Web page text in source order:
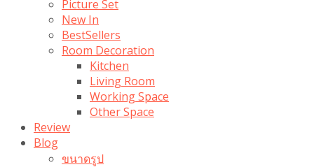
Picture Set
New In
BestSellers
Room Decoration
Kitchen
Living Room
Working Space
Other Space
Review
Blog
ขนาดรูป